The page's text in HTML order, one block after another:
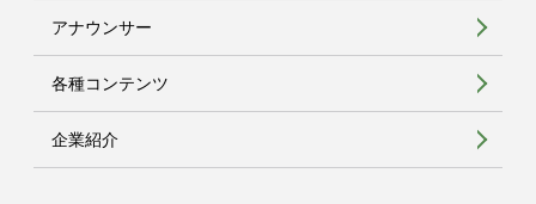
アナウンサー
各種コンテンツ
企業紹介